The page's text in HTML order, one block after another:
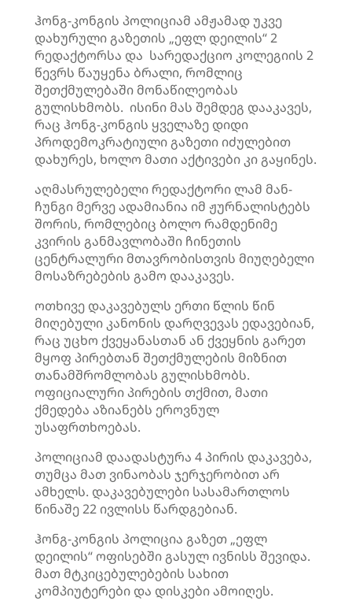
ჰონგ-კონგის პოლიციამ ამჟამად უკვე
დახურული გაზეთის „ეფლ დეილის“ 2
რედაქტორსა და სარედაქციო კოლეგიის 2
წევრს წაუყენა ბრალი, რომლიც
შეთქმულებაში მონაწილეობას
გულისხმობს. ისინი მას შემდეგ დააკავეს,
რაც ჰონგ-კონგის ყველაზე დიდი
პროდემოკრატიულიგაზეთი იძულებით
დახურეს, ხოლო მათი აქტივები კი გაყინეს.
აღმასრულებელი რედაქტორი ლამ მან-
ჩუნგი მერვე ადამიანია იმ ჟურნალისტებს
შორის, რომლებიც ბოლო რამდენიმე
კვირის განმავლობაში ჩინეთის
ცენტრალური მთავრობისთვის მიუღებელი
მოსაზრებების გამო დააკავეს.
ოთხივე დაკავებულს ერთი წლის წინ
მიღებული კანონის დარღვევას ედავებიან,
რაც უცხო ქვეყანასთან ან ქვეყნის გარეთ
მყოფ პირებთან შეთქმულების მიზნით
თანამშრომლობას გულისხმობს.
ოფიციალური პირების თქმით, მათი
ქმედება აზიანებს ეროვნულ
უსაფრთხოებას.
პოლიციამ დაადასტურა 4 პირის დაკავება,
თუმცა მათ ვინაობას ჯერჯერობით არ
ამხელს. დაკავებულები სასამართლოს
წინაშე 22 ივლისს წარდგებიან.
ჰონგ-კონგის პოლიცია გაზეთ „ეფლ
დეილის“ ოფისებში გასულ ივნისს შევიდა.
მათ მტკიცებულებების სახით
კომპიუტერები და დისკები ამოიღეს.